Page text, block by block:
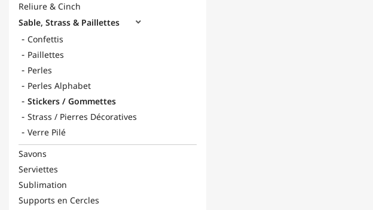
Reliure & Cinch
Sable, Strass & Paillettes

Confettis
Paillettes
Perles
Perles Alphabet
Stickers / Gommettes
Strass / Pierres Décoratives
Verre Pilé
Savons
Serviettes
Sublimation
Supports en Cercles